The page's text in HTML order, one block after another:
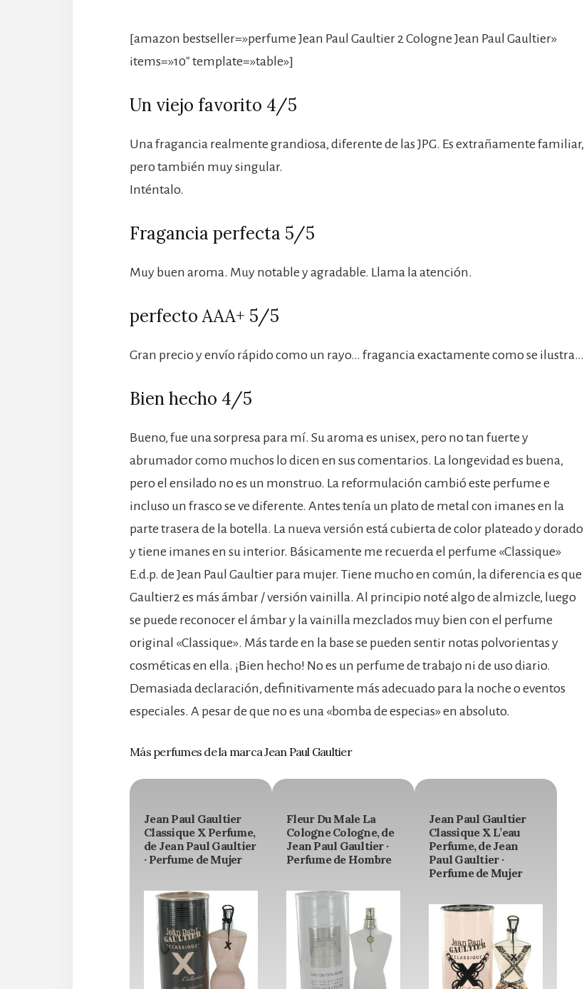
[amazon bestseller=»perfume Jean Paul Gaultier 2 Cologne Jean Paul Gaultier»
items=»10″ template=»table»]
Un viejo favorito 4/5
Una fragancia realmente grandiosa, diferente de las JPG. Es extrañamente familiar,
pero también muy singular.
Inténtalo.
Fragancia perfecta 5/5
Muy buen aroma. Muy notable y agradable. Llama la atención.
perfecto AAA+ 5/5
Gran precio y envío rápido como un rayo… fragancia exactamente como se ilustra…
Bien hecho 4/5
Bueno, fue una sorpresa para mí. Su aroma es unisex, pero no tan fuerte y
abrumador como muchos lo dicen en sus comentarios. La longevidad es buena,
pero el ensilado no es un monstruo. La reformulación cambió este perfume e
incluso un frasco se ve diferente. Antes tenía un plato de metal con imanes en la
parte trasera de la botella. La nueva versión está cubierta de color plateado y dorado
y tiene imanes en su interior. Básicamente me recuerda el perfume «Classique»
E.d.p. de Jean Paul Gaultier para mujer. Tiene mucho en común, la diferencia es que
Gaultier2 es más ámbar / versión vainilla. Al principio noté algo de almizcle, luego
se puede reconocer el ámbar y la vainilla mezclados muy bien con el perfume
original «Classique». Más tarde en la base se pueden sentir notas polvorientas y
cosméticas en ella. ¡Bien hecho! No es un perfume de trabajo ni de uso diario.
Demasiada declaración, definitivamente más adecuado para la noche o eventos
especiales. A pesar de que no es una «bomba de especias» en absoluto.
Más perfumes de la marca Jean Paul Gaultier
Jean Paul Gaultier
Classique X Perfume,
de Jean Paul Gaultier
· Perfume de Mujer
Fleur Du Male La
Cologne Cologne, de
Jean Paul Gaultier ·
Perfume de Hombre
Jean Paul Gaultier
Classique X L’eau
Perfume, de Jean
Paul Gaultier ·
Perfume de Mujer